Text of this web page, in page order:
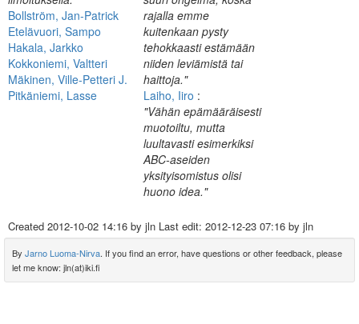
Bollström, Jan-Patrick
Etelävuori, Sampo
Hakala, Jarkko
Kokkoniemi, Valtteri
Mäkinen, Ville-Petteri J.
Pitkäniemi, Lasse
rajalla emme
kuitenkaan pysty
tehokkaasti estämään
niiden leviämistä tai
haittoja."
Laiho, Iiro :
"Vähän epämääräisesti
muotoiltu, mutta
luultavasti esimerkiksi
ABC-aseiden
yksityisomistus olisi
huono idea."
Created 2012-10-02 14:16 by jln Last edit: 2012-12-23 07:16 by jln
By Jarno Luoma-Nirva. If you find an error, have questions or other feedback, please
let me know: jln(at)iki.fi